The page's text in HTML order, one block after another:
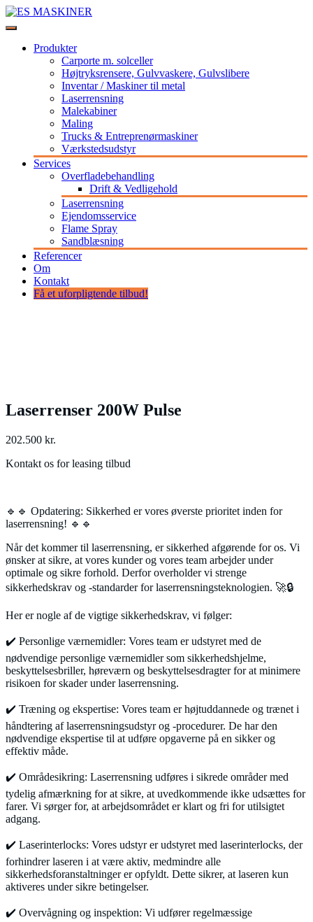
Videre
til
ES MASKINER
Produkter
Carporte m. solceller
Højtryksrensere, Gulvvaskere, Gulvslibere
Inventar / Maskiner til metal
Laserrensning
Malekabiner
Maling
Trucks & Entreprenørmaskiner
Værkstedsudstyr
Services
Overfladebehandling
Drift & Vedligehold
Laserrensning
Ejendomsservice
Flame Spray
Sandblæsning
Referencer
Om
Kontakt
Få et uforpligtende tilbud!
Laserrenser 200W Pulse
202.500 kr.
Kontakt os for leasing tilbud
🔹🔹 Opdatering: Sikkerhed er vores øverste prioritet inden for
laserrensning! 🔹🔹
Når det kommer til laserrensning, er sikkerhed afgørende for os. Vi
ønsker at sikre, at vores kunder og vores team arbejder under
optimale og sikre forhold. Derfor overholder vi strenge
sikkerhedskrav og -standarder for laserrensningsteknologien. 🚀🔒
Her er nogle af de vigtige sikkerhedskrav, vi følger:
✔️ Personlige værnemidler: Vores team er udstyret med de
nødvendige personlige værnemidler som sikkerhedshjelme,
beskyttelsesbriller, høreværn og beskyttelsesdragter for at minimere
risikoen for skader under laserrensning.
✔️ Træning og ekspertise: Vores team er højtuddannede og trænet i
håndtering af laserrensningsudstyr og -procedurer. De har den
nødvendige ekspertise til at udføre opgaverne på en sikker og
effektiv måde.
✔️ Områdesikring: Laserrensning udføres i sikrede områder med
tydelig afmærkning for at sikre, at uvedkommende ikke udsættes for
farer. Vi sørger for, at arbejdsområdet er klart og fri for utilsigtet
adgang.
✔️ Laserinterlocks: Vores udstyr er udstyret med laserinterlocks, der
forhindrer laseren i at være aktiv, medmindre alle
sikkerhedsforanstaltninger er opfyldt. Dette sikrer, at laseren kun
aktiveres under sikre betingelser.
✔️ Overvågning og inspektion: Vi udfører regelmæssige